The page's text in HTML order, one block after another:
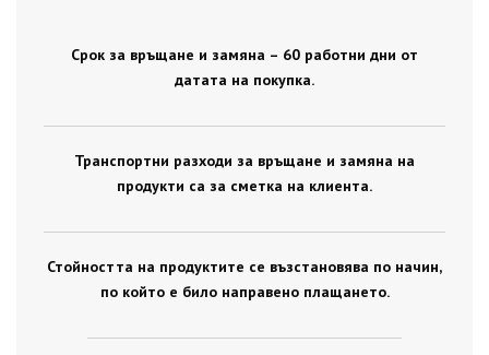
Срок за връщане и замяна – 60 работни дни от
датата на покупка.
Транспортни разходи за връщане и замяна на
продукти са за сметка на клиента.
Стойността на продуктите се възстановява по начин,
по който е било направено плащането.